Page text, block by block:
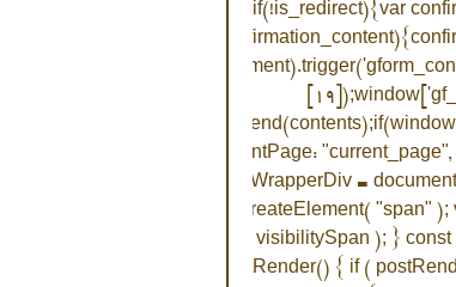
= false;}else if(!is_redirect){var
[{ formId: "19", currentPage: "current_page",
{ return; } const gformWrapperDiv =
visibilitySpan = document.createElement( "span"
"afterend", visibilitySpan ); }
= false; function triggerPostRender() { if (